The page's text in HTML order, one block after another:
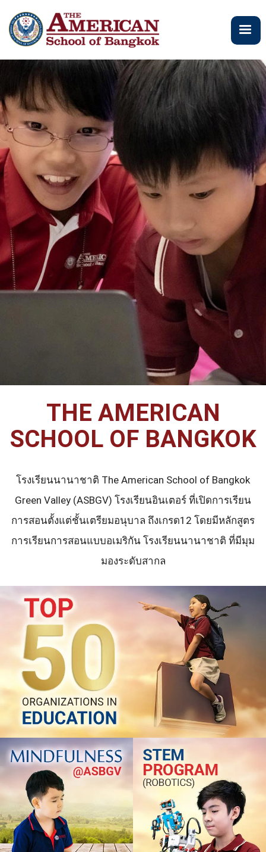
ไป
ยัง
เนื้อหา
THE AMERICAN
SCHOOL OF BANGKOK
โรงเรียนนานาชาติ The American School of Bangkok
Green Valley (ASBGV) โรงเรียนอินเตอร์ ที่เปิดการเรียน
การสอนตั้งแต่ชั้นเตรียมอนุบาล ถึงเกรด12 โดยมีหลักสูตร
การเรียนการสอนแบบอเมริกัน โรงเรียนนานาชาติ ที่มีมุม
มองระดับสากล